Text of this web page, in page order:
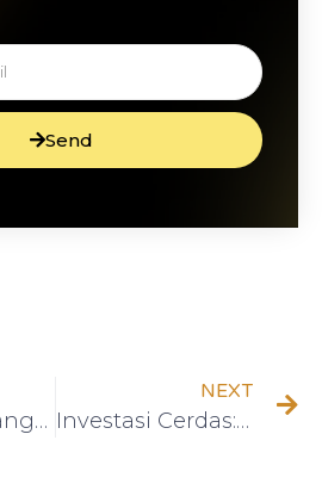
Send
Strategi Keuangan Pribadi: 4 Langkah dari Pakar Keuangan yang Patut Dicontoh
NEXT
Investasi Cerdas: Apa yang Dapat Kita Pelajari dari Investor Legendaris?